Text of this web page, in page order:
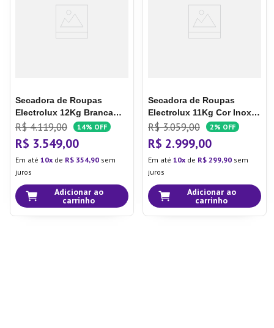
Secadora de Roupas
Electrolux 12Kg Branca
Premium Care com
Autosense (SFP12)
R$ 4.119,00 14% OFF
R$ 3.549,00
Em até 10 de R$ 354,90 sem
juros
Adicionar ao
carrinho
Secadora de Roupas
Electrolux 11Kg Cor Inox
Essential Care com
Função Antirrugas (STH11)
R$ 3.059,00 2% OFF
R$ 2.999,00
Em até 10 de R$ 299,90 sem
juros
Adicionar ao
carrinho